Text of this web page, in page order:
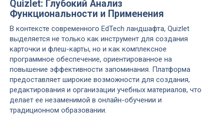
Quizlet: Глубокий Анализ
Функциональности и Применения
В контексте современного EdTech ландшафта, Quizlet
выделяется не только как инструмент для создания
карточки и флеш-карты, но и как комплексное
программное обеспечение, ориентированное на
повышение эффективности запоминания. Платформа
предоставляет широкие возможности для создания,
редактирования и организации учебных материалов, что
делает ее незаменимой в онлайн-обучении и
традиционном образовании.